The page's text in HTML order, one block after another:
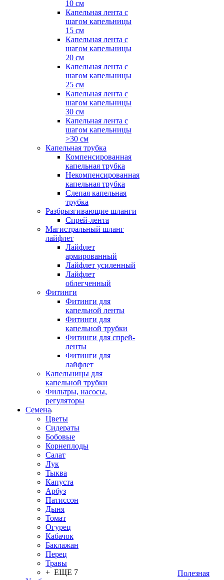
10 см
Капельная лента с
шагом капельницы
15 см
Капельная лента с
шагом капельницы
20 см
Капельная лента с
шагом капельницы
25 см
Капельная лента с
шагом капельницы
30 см
Капельная лента с
шагом капельницы
>30 см
Капельная трубка
Компенсированная
капельная трубка
Некомпенсированная
капельная трубка
Слепая капельная
трубка
Разбрызгивающие шланги
Спрей-лента
Магистральный шланг
лайфлет
Лайфлет
армированный
Лайфлет усиленный
Лайфлет
облегченный
Фитинги
Фитинги для
капельной ленты
Фитинги для
капельной трубки
Фитинги для спрей-
ленты
Фитинги для
лайфлет
Капельницы для
капельной трубки
Фильтры, насосы,
регуляторы
Семена
Цветы
Сидераты
Бобовые
Корнеплоды
Салат
Лук
Тыква
Капуста
Арбуз
Патиссон
Дыня
Томат
Огурец
Кабачок
Баклажан
Перец
Травы
+ ЕЩЕ 7
Полезная